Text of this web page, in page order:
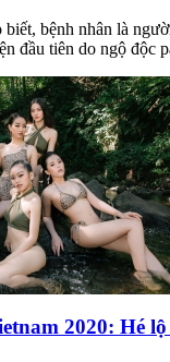
biết, bệnh nhân là
đầu tiên do ngộ độc
2020: Hé